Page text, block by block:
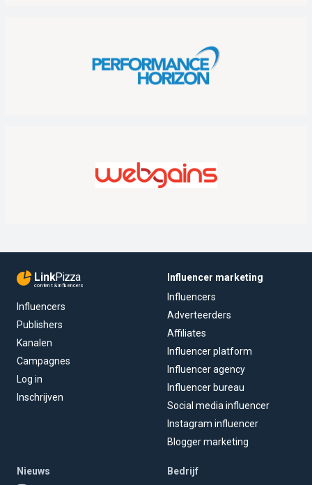
LinkPizza
content & influencers
Influencers
Publishers
Kanalen
Campagnes
Log in
Inschrijven
Influencer marketing
Influencers
Adverteerders
Affiliates
Influencer platform
Influencer agency
Influencer bureau
Social media influencer
Instagram influencer
Blogger marketing
Nieuws
Bedrijf